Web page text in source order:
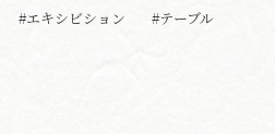
#エキシビション #テーブル